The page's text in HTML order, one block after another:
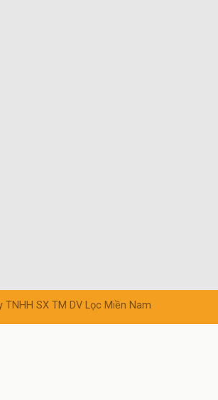
TNHH SX TM DV Lọc Miền Nam